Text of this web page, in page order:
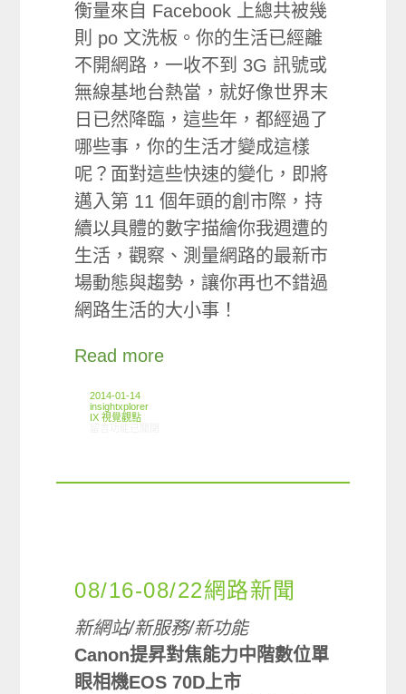
衡量來自 Facebook 上總共被幾
則 po 文洗板。你的生活已經離
不開網路，一收不到 3G 訊號或
無線基地台熱當，就好像世界末
日已然降臨，這些年，都經過了
哪些事，你的生活才­變成這樣
呢？面對這些快速的變化，即將
邁入第 11 個年頭的創市際，持
續以具體的數字描繪你我週遭的
生活，觀察、測量網路的最新市
場動態­與趨勢，讓你再也不錯過
網路生活的大小事！
Read more
2014-01-14
insightxplorer
IX 視覺觀點
08/16-08/22網路新聞
新網站/新服務/新功能
Canon提昇對焦能力中階數位單
眼相機EOS 70D上市